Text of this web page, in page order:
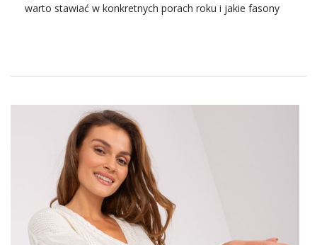
warto stawiać w konkretnych porach roku i jakie fasony
Jak wybrać sukienki do sklepu
O tym, że sukienki są jednym z najpopularniejszych i
najchętniej wybieranych elementów damskiej garderoby
nie trzeba nikogo przekonywać.
popularnością przez cały, kobiety noszą je do
różnorodnych stylizacji – na co dzień, do pracy, a także na
specjalne okazje. Zastanówmy się jednak jak wybrać
sukienki do sklepu odzieżowego. Czym kierować przy
wyborze? Przede wszystkim warto przeanalizować kim są
nasze klientki. Zastanowić się nad ich preferencjami